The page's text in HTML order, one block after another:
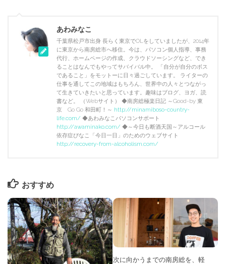
あわみなこ
千葉県松戸市出身 長らく東京でOLをしていましたが、2014年
に東京から南房総市へ移住。今は、パソコン個人指導、事務
代行、ホームページの作成、クラウドソーシングなど、でき
ることはなんでもやってサバイバル中。 「自分が自分のボス
であること」をモットーに日々過ごしています。 ライターの
仕事を通してこの地域はもちろん、世界中の人々とつながっ
て生きていきたいと思っています。趣味はブログ、ヨガ、読
書など。 （Webサイト） ◆南房総極楽日記 ～Good-by 東
京 Go Go 和田町！～ http://minamiboso-country-
life.com/ ◆あわみなこパソコンサポート
http://awaminako.com/ ◆～今日も断酒天国～アルコール
依存症ぴなこ「今日一日」のためのウェブサイト
http://recovery-from-alcoholism.com/
おすすめ
次に向かうまでの南房総を、軽